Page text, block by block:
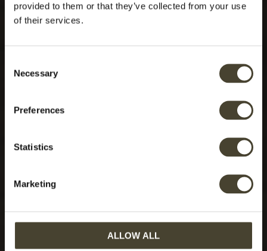
provided to them or that they’ve collected from your use
of their services.
Selection
Necessary
Preferences
Statistics
Marketing
ALLOW ALL